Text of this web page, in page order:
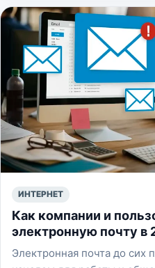
ИНТЕРНЕТ
Как компании и
электронную почту в
Электронная почта до сих